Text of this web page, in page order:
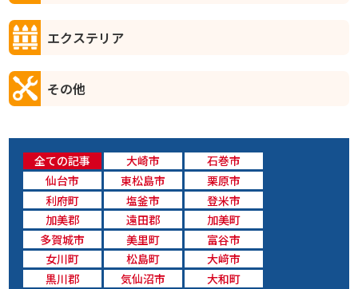
エクステリア
その他
全ての記事 大崎市
石巻市
仙台市
東松島市
栗原市
利府町
塩釜市
登米市
加美郡
遠田郡
加美町
多賀城市
美里町
富谷市
女川町
松島町
大﨑市
黒川郡
気仙沼市
大和町